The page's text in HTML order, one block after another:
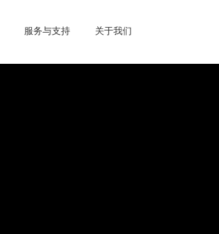
服务与支持 关于我们